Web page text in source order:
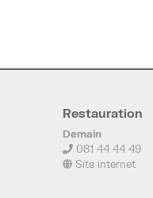
Restauration
Demain
081 44 44 49
Site internet